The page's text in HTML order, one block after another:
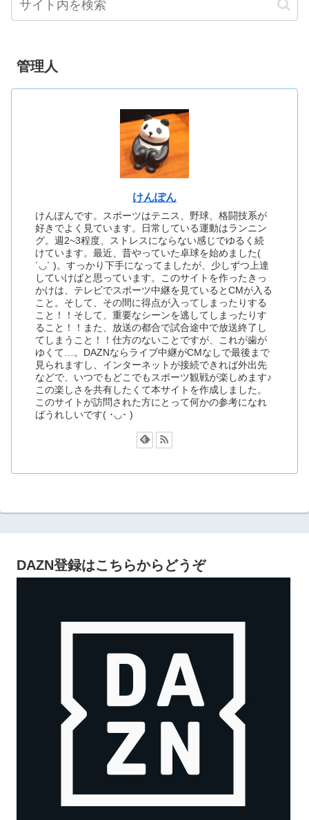
管理人
けんぽん
けんぽんです。スポーツはテニス、野球、格闘技系が
好きでよく見ています。日常している運動はランニン
グ。週2~3程度、ストレスにならない感じでゆるく続
けています。最近、昔やっていた卓球を始めました(
´◡` )。すっかり下手になってましたが、少しずつ上達
していけばと思っています。このサイトを作ったきっ
かけは、テレビでスポーツ中継を見ているとCMが入る
こと。そして、その間に得点が入ってしまったりする
こと！！そして、重要なシーンを逃してしまったりす
ること！！また、放送の都合で試合途中で放送終了し
てしまうこと！！仕方のないことですが、これが歯が
ゆくて…。DAZNならライブ中継がCMなしで最後まで
見られますし、インターネットが接続できれば外出先
などで、いつでもどこでもスポーツ観戦が楽しめます♪
この楽しさを共有したくて本サイトを作成しました。
このサイトが訪問された方にとって何かの参考になれ
ばうれしいです( ･◡･ )
DAZN登録はこちらからどうぞ